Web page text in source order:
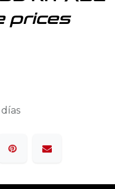
prices